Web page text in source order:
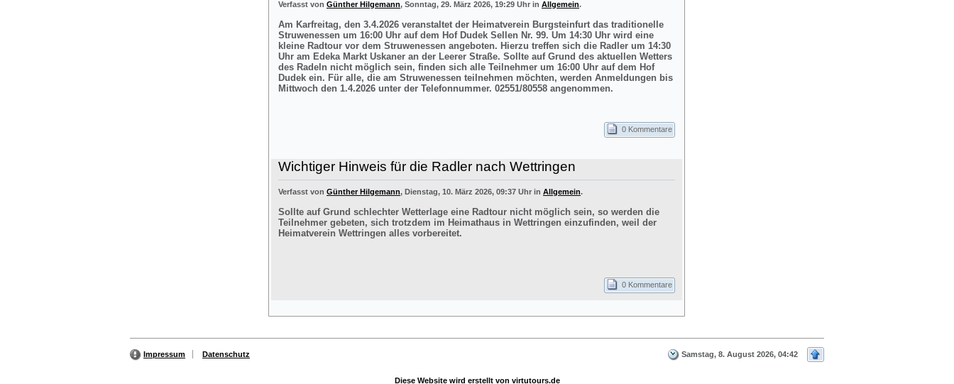
Verfasst von Günther Hilgemann, Sonntag, 29. März 2026, 19:29 Uhr in Allgemein.
Am Karfreitag, den 3.4.2026 veranstaltet der Heimatverein Burgsteinfurt das traditionelle
Struwenessen um 16:00 Uhr auf dem Hof Dudek Sellen Nr. 99. Um 14:30 Uhr wird eine
kleine Radtour vor dem Struwenessen angeboten. Hierzu treffen sich die Radler um 14:30
Uhr am Edeka Markt Uskaner an der Leerer Straße. Sollte auf Grund des aktuellen Wetters
des Radeln nicht möglich sein, finden sich alle Teilnehmer um 16:00 Uhr auf dem Hof
Dudek ein. Für alle, die am Struwenessen teilnehmen möchten, werden Anmeldungen bis
Mittwoch den 1.4.2026 unter der Telefonnummer. 02551/80558 angenommen.
0 Kommentare
Wichtiger Hinweis für die Radler nach Wettringen
Verfasst von Günther Hilgemann, Dienstag, 10. März 2026, 09:37 Uhr in Allgemein.
Sollte auf Grund schlechter Wetterlage eine Radtour nicht möglich sein, so werden die
Teilnehmer gebeten, sich trotzdem im Heimathaus in Wettringen einzufinden, weil der
Heimatverein Wettringen alles vorbereitet.
0 Kommentare
Impressum Datenschutz Samstag, 8. August 2026, 04:42
Diese Website wird erstellt von virtutours.de